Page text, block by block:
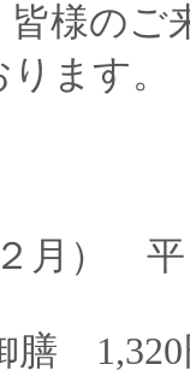
様のご
ます。
月） 平
1,320